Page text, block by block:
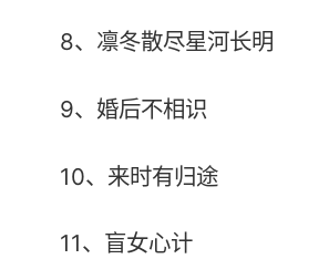
8、凛冬散尽星河长明
9、婚后不相识
10、来时有归途
11、盲女心计